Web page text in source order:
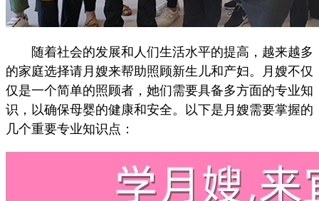
随着社会的发展和人们生活水平的提高，越来越多
的家庭选择请月嫂来帮助照顾新生儿和产妇。月嫂不仅
仅是一个简单的照顾者，她们需要具备多方面的专业知
识，以确保母婴的健康和安全。以下是月嫂需要掌握的
几个重要专业知识点：